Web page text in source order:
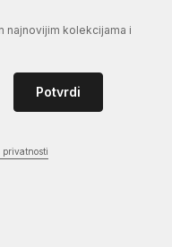
najnovijim kolekcijama i
Potvrdi